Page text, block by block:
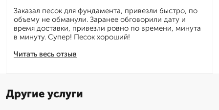
Читать весь отзыв
Заказал песок для фундамента, привезли быстро, по
объему не обманули. Заранее обговорили дату и
время доставки, привезли ровно по времени, минута
в минуту. Супер! Песок хороший!
Другие услуги